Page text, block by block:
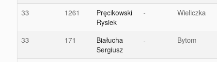
33 1261
Pręcikowski
Rysiek
- Wieliczka
33 171
Białucha
Sergiusz
- Bytom